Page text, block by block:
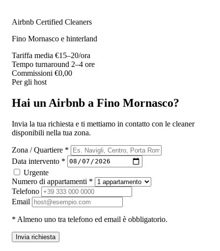
Airbnb Certified Cleaners
Fino Mornasco e hinterland
Tariffa media €15–20/ora
Tempo turnaround 2–4 ore
Commissioni €0,00
Per gli host
Hai un Airbnb a Fino Mornasco?
Invia la tua richiesta e ti mettiamo in contatto con le cleaner
disponibili nella tua zona.
Zona / Quartiere *
Data intervento *
Urgente
Numero di appartamenti *
Telefono
Email
* Almeno uno tra telefono ed email è obbligatorio.
Invia richiesta